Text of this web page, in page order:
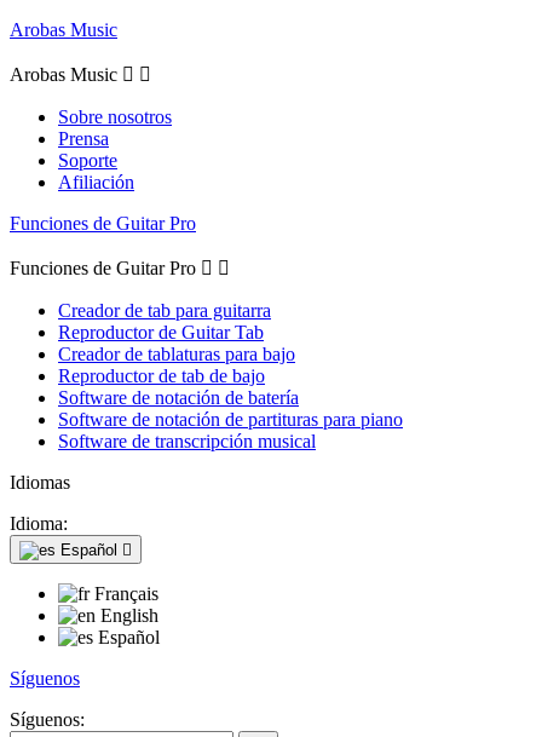
Arobas Music
Arobas Music  
Sobre nosotros
Prensa
Soporte
Afiliación
Funciones de Guitar Pro
Funciones de Guitar Pro  
Creador de tab para guitarra
Reproductor de Guitar Tab
Creador de tablaturas para bajo
Reproductor de tab de bajo
Software de notación de batería
Software de notación de partituras para piano
Software de transcripción musical
Idiomas
Idioma:
Español 
Français
English
Español
Síguenos
Síguenos: